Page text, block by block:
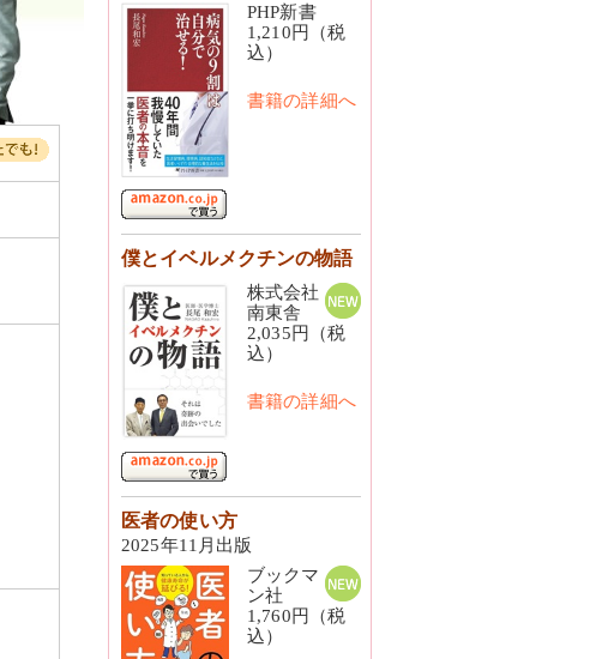
PHP新書
1,210円（税
込）
書籍の詳細へ
僕とイベルメクチンの物語
株式会社
南東舎
2,035円（税
込）
書籍の詳細へ
医者の使い方
2025年11月出版
ブックマ
ン社
1,760円（税
込）